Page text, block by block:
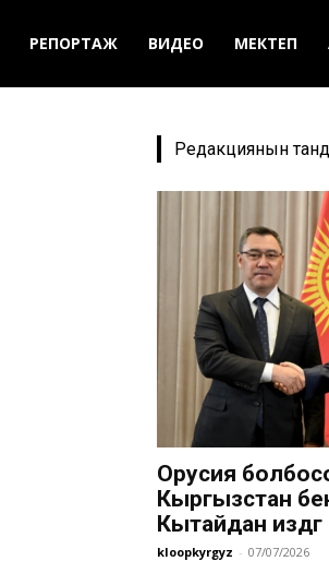
РЕПОРТАЖ ВИДЕО МЕКТЕП
Редакциянын
Орусия
Кыргызстан
Кытайдан
kloopkyrgyz - 07/07/2026